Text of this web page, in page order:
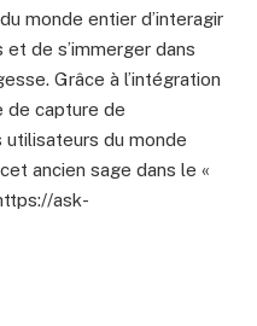
monde entier d’interagir
de s’immerger dans
Grâce à l’intégration
de capture de
du monde
ancien sage dans le «
ask-